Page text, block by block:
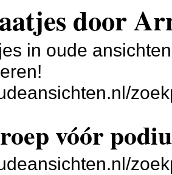
door
in oude
vóór